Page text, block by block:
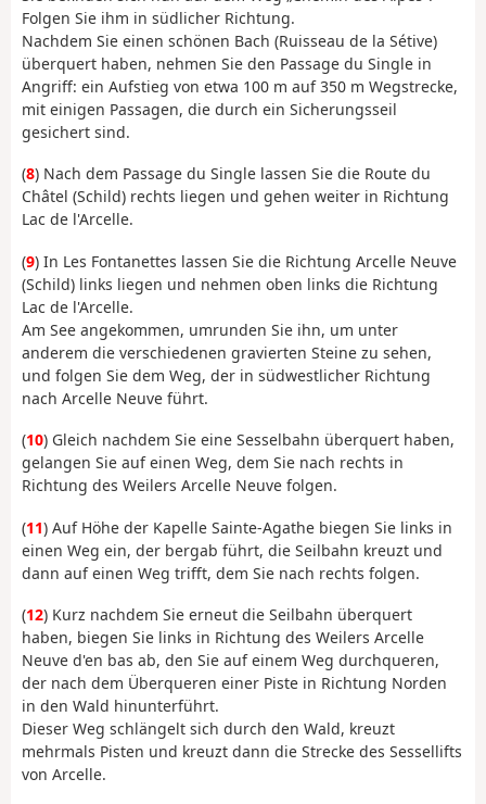
Folgen Sie ihm in südlicher Richtung.
Nachdem Sie einen schönen Bach (Ruisseau de la Sétive)
überquert haben, nehmen Sie den Passage du Single in
Angriff: ein Aufstieg von etwa 100 m auf 350 m Wegstrecke,
mit einigen Passagen, die durch ein Sicherungsseil
gesichert sind.
(8) Nach dem Passage du Single lassen Sie die Route du
Châtel (Schild) rechts liegen und gehen weiter in Richtung
Lac de l'Arcelle.
(9) In Les Fontanettes lassen Sie die Richtung Arcelle Neuve
(Schild) links liegen und nehmen oben links die Richtung
Lac de l'Arcelle.
Am See angekommen, umrunden Sie ihn, um unter
anderem die verschiedenen gravierten Steine zu sehen,
und folgen Sie dem Weg, der in südwestlicher Richtung
nach Arcelle Neuve führt.
(10) Gleich nachdem Sie eine Sesselbahn überquert haben,
gelangen Sie auf einen Weg, dem Sie nach rechts in
Richtung des Weilers Arcelle Neuve folgen.
(11) Auf Höhe der Kapelle Sainte-Agathe biegen Sie links in
einen Weg ein, der bergab führt, die Seilbahn kreuzt und
dann auf einen Weg trifft, dem Sie nach rechts folgen.
(12) Kurz nachdem Sie erneut die Seilbahn überquert
haben, biegen Sie links in Richtung des Weilers Arcelle
Neuve d'en bas ab, den Sie auf einem Weg durchqueren,
der nach dem Überqueren einer Piste in Richtung Norden
in den Wald hinunterführt.
Dieser Weg schlängelt sich durch den Wald, kreuzt
mehrmals Pisten und kreuzt dann die Strecke des Sessellifts
von Arcelle.